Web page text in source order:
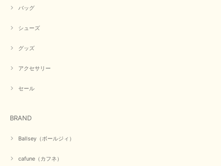
バッグ
シューズ
グッズ
アクセサリー
セール
BRAND
Ballsey（ボールジィ）
cafune（カフネ）